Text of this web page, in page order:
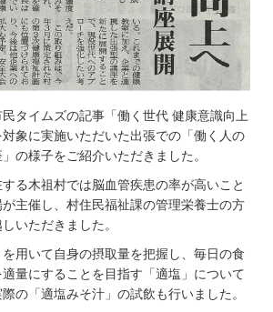
タイムズの記事「働く世代 健康意識向上
象に実施いただいた出張での「働く人の
の様子をご紹介いただきました。
る木祖村では脳血管疾患の率が高いこと
主催し、村住民福祉課の管理栄養士の方
いただきました。
用いて自身の摂取量を把握し、毎日の食
量にすることを目指す「適塩」について
の「適塩みそ汁」の試飲も行いました。